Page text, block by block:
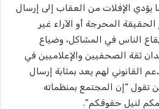
يؤدي الإفلات من العقاب إلى إرسال
المحرجة أو الآراء غير
الناس في المشاكل، وضياع
ثقة الصحفيين والإعلاميين في
القانوني لهم يعد بمثابة إرسال
تقول “إن المجتمع بمنظماته
لنيل حقوقكم”.